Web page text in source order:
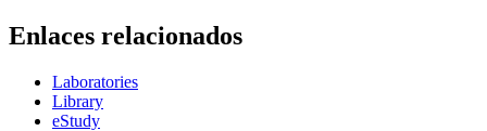
Enlaces relacionados
Laboratories
Library
eStudy